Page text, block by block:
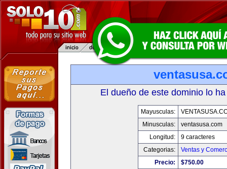
El dueño de este dominio lo
Mayusculas:
Minusculas:
ventasusa.com
Longitud:
9 caracteres
Categorias:
Ventas y
Precio:
$750.00